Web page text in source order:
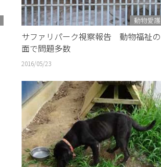
動物愛護
サファリパーク視察報告 動物福祉の
面で問題多数
2016/05/23